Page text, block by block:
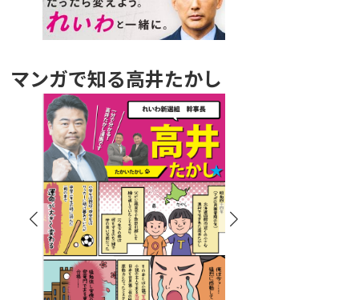
マンガで知る高井たかし